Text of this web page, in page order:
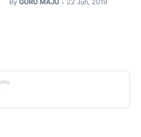
By GURU MAJU • 22 Jun, 2019